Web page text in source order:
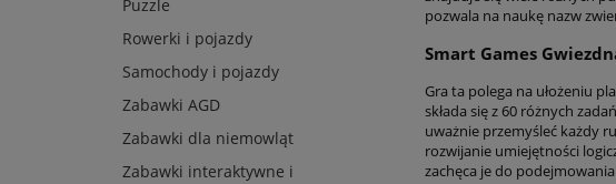
Puzzle
Rowerki i pojazdy
Samochody i pojazdy
Zabawki AGD
Zabawki dla niemowląt
Zabawki interaktywne i
pozwala na naukę nazw
Smart Games
Gra ta polega na ułożeniu
składa się z 60 różnych
uważnie przemyśleć każdy
rozwijanie umiejętności
zachęca je do